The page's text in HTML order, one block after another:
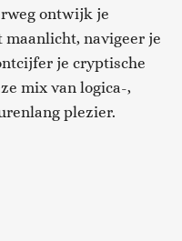
ontwijk je
navigeer je
je cryptische
mix van logica-,
plezier.